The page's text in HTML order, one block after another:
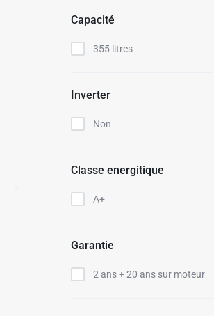
Capacité
355 litres
Inverter
Non
Classe energitique
A+
Garantie
2 ans + 20 ans sur moteur
✱